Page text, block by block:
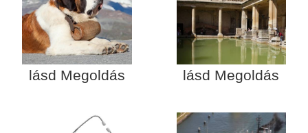
lásd Megoldás lásd Megoldás